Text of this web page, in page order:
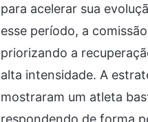
para acelerar sua
esse período, a
priorizando a
alta intensidade. A
mostraram um atleta
respondendo de forma